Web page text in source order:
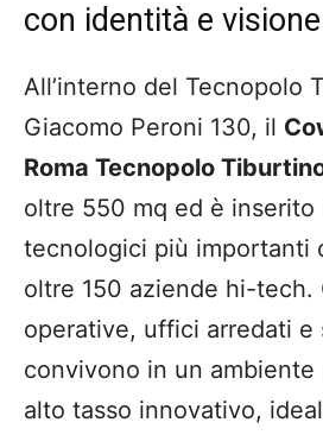
con identità e visione
All’interno del Tecnopolo
Giacomo Peroni 130, il
Roma Tecnopolo
oltre 550 mq ed è
tecnologici più importanti
oltre 150 aziende hi-tech.
operative, uffici arredati e
convivono in un ambiente
alto tasso innovativo,